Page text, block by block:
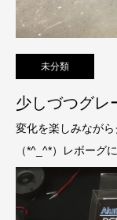
未分類
少しづつグレ
変化を楽しみなが
（*^_^*）レボーグ